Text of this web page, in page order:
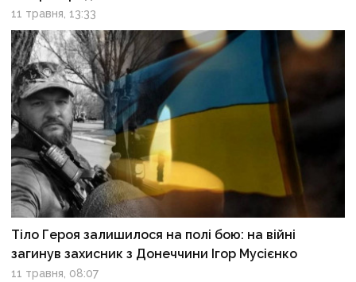
11 травня, 13:33
Тіло Героя залишилося на полі бою: на війні
загинув захисник з Донеччини Ігор Мусієнко
11 травня, 08:07